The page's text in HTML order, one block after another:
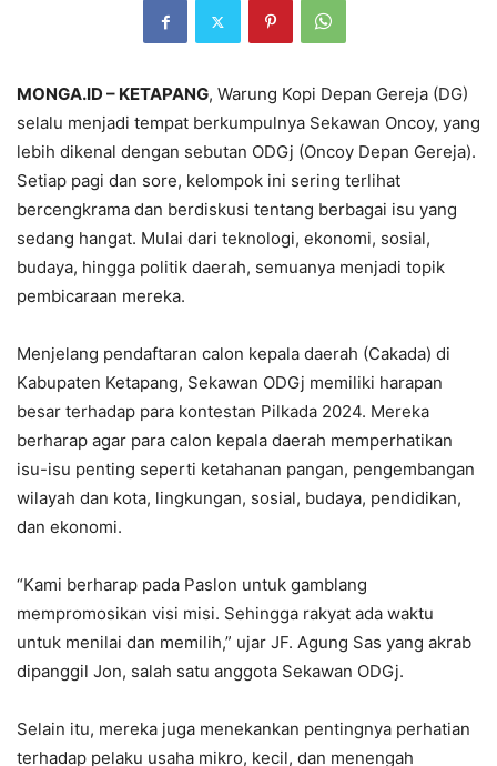
MONGA.ID – KETAPANG, Warung Kopi Depan Gereja (DG)
selalu menjadi tempat berkumpulnya Sekawan Oncoy, yang
lebih dikenal dengan sebutan ODGj (Oncoy Depan Gereja).
Setiap pagi dan sore, kelompok ini sering terlihat
bercengkrama dan berdiskusi tentang berbagai isu yang
sedang hangat. Mulai dari teknologi, ekonomi, sosial,
budaya, hingga politik daerah, semuanya menjadi topik
pembicaraan mereka.
Menjelang pendaftaran calon kepala daerah (Cakada) di
Kabupaten Ketapang, Sekawan ODGj memiliki harapan
besar terhadap para kontestan Pilkada 2024. Mereka
berharap agar para calon kepala daerah memperhatikan
isu-isu penting seperti ketahanan pangan, pengembangan
wilayah dan kota, lingkungan, sosial, budaya, pendidikan,
dan ekonomi.
“Kami berharap pada Paslon untuk gamblang
mempromosikan visi misi. Sehingga rakyat ada waktu
untuk menilai dan memilih,” ujar JF. Agung Sas yang akrab
dipanggil Jon, salah satu anggota Sekawan ODGj.
Selain itu, mereka juga menekankan pentingnya perhatian
terhadap pelaku usaha mikro, kecil, dan menengah